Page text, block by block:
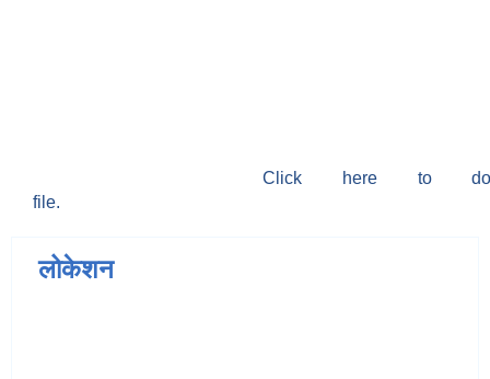
Click here to
file.
लोकेशन